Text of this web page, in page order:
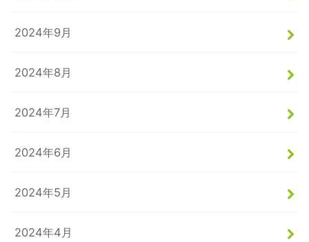
2024年9月
2024年8月
2024年7月
2024年6月
2024年5月
2024年4月